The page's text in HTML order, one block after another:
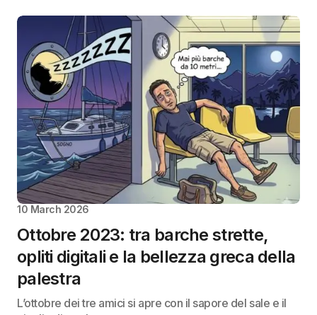
10 March 2026
Ottobre 2023: tra barche strette,
opliti digitali e la bellezza greca della
palestra
L’ottobre dei tre amici si apre con il sapore del sale e il